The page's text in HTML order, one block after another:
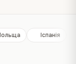
Іспанія